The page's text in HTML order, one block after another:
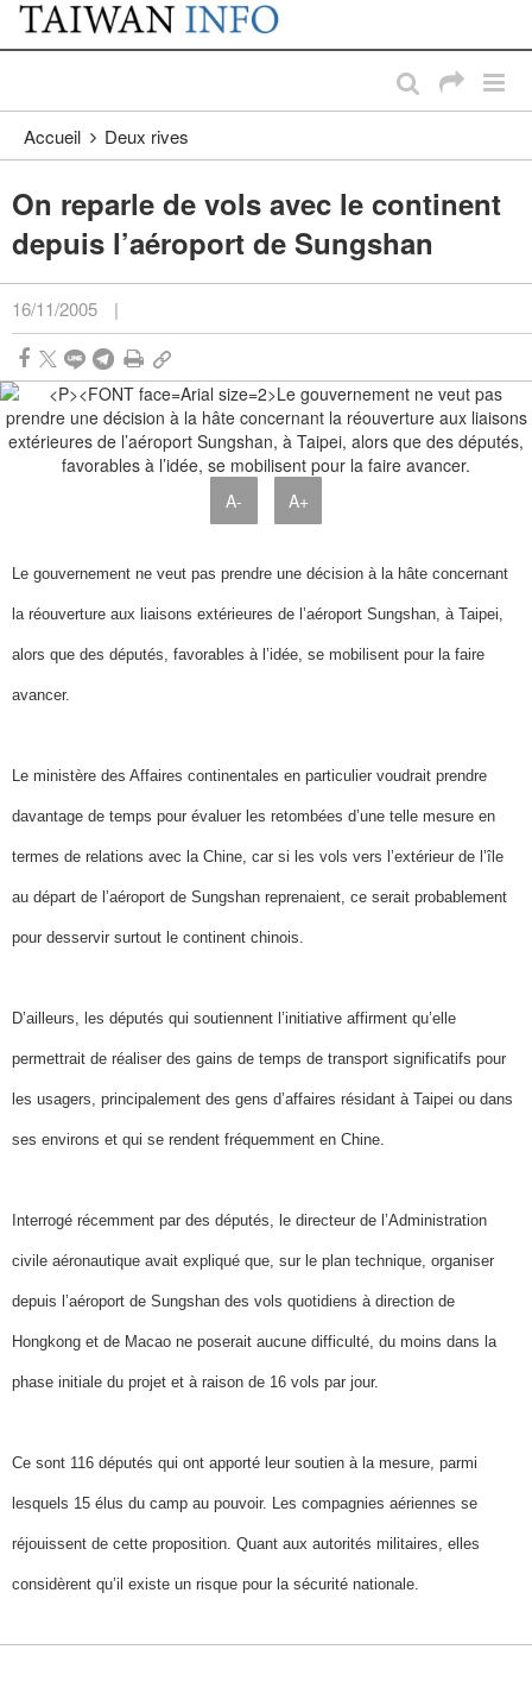
Passer au contenu principal
:::
Accueil Deux rives
On reparle de vols avec le continent
depuis l’aéroport de Sungshan
16/11/2005 |
A- A+
Le gouvernement ne veut pas prendre une décision à la hâte concernant
la réouverture aux liaisons extérieures de l’aéroport Sungshan, à Taipei,
alors que des députés, favorables à l’idée, se mobilisent pour la faire
avancer.
Le ministère des Affaires continentales en particulier voudrait prendre
davantage de temps pour évaluer les retombées d’une telle mesure en
termes de relations avec la Chine, car si les vols vers l’extérieur de l’île
au départ de l’aéroport de Sungshan reprenaient, ce serait probablement
pour desservir surtout le continent chinois.
D’ailleurs, les députés qui soutiennent l’initiative affirment qu’elle
permettrait de réaliser des gains de temps de transport significatifs pour
les usagers, principalement des gens d’affaires résidant à Taipei ou dans
ses environs et qui se rendent fréquemment en Chine.
Interrogé récemment par des députés, le directeur de l’Administration
civile aéronautique avait expliqué que, sur le plan technique, organiser
depuis l’aéroport de Sungshan des vols quotidiens à direction de
Hongkong et de Macao ne poserait aucune difficulté, du moins dans la
phase initiale du projet et à raison de 16 vols par jour.
Ce sont 116 députés qui ont apporté leur soutien à la mesure, parmi
lesquels 15 élus du camp au pouvoir. Les compagnies aériennes se
réjouissent de cette proposition. Quant aux autorités militaires, elles
considèrent qu’il existe un risque pour la sécurité nationale.